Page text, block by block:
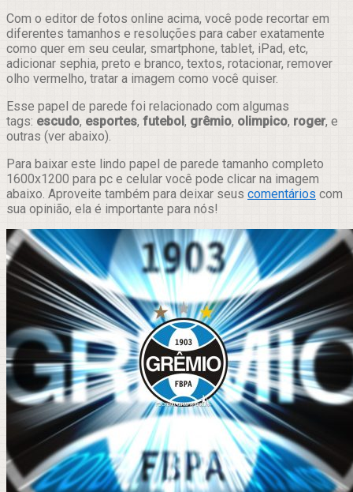
Com o editor de fotos online acima, você pode recortar em
diferentes tamanhos e resoluções para caber exatamente
como quer em seu ceular, smartphone, tablet, iPad, etc,
adicionar sephia, preto e branco, textos, rotacionar, remover
olho vermelho, tratar a imagem como você quiser.
Esse papel de parede foi relacionado com algumas
tags: escudo, esportes, futebol, grêmio, olimpico, roger, e
outras (ver abaixo).
Para baixar este lindo papel de parede tamanho completo
1600x1200 para pc e celular você pode clicar na imagem
abaixo. Aproveite também para deixar seus comentários com
sua opinião, ela é importante para nós!